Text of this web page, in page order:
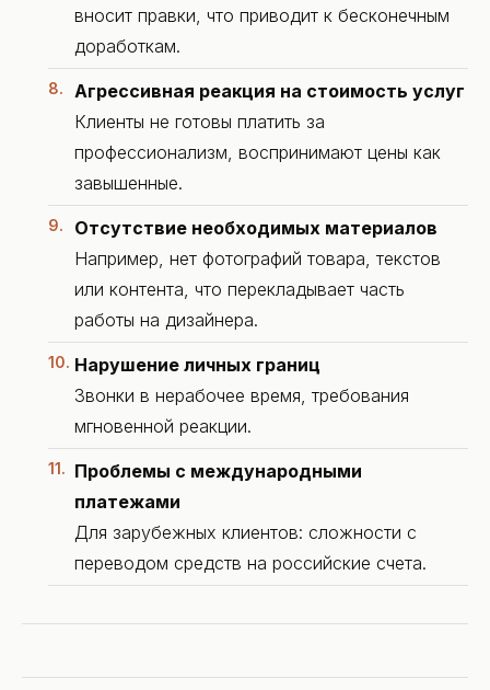
вносит правки, что приводит к бесконечным
доработкам.
Агрессивная реакция на стоимость услуг
Клиенты не готовы платить за
профессионализм, воспринимают цены как
завышенные.
Отсутствие необходимых материалов
Например, нет фотографий товара, текстов
или контента, что перекладывает часть
работы на дизайнера.
Нарушение личных границ
Звонки в нерабочее время, требования
мгновенной реакции.
Проблемы с международными
платежами
Для зарубежных клиентов: сложности с
переводом средств на российские счета.